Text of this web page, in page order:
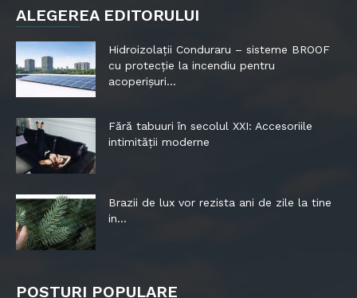
ALEGEREA EDITORULUI
Hidroizolații Conduraru – sisteme BROOF
cu protecție la incendiu pentru
acoperișuri...
Fără tabuuri în secolul XXI: Accesoriile
intimității moderne
Brazii de lux vor rezista ani de zile la tine
in...
POSTURI POPULARE